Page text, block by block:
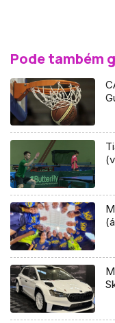
Pode também